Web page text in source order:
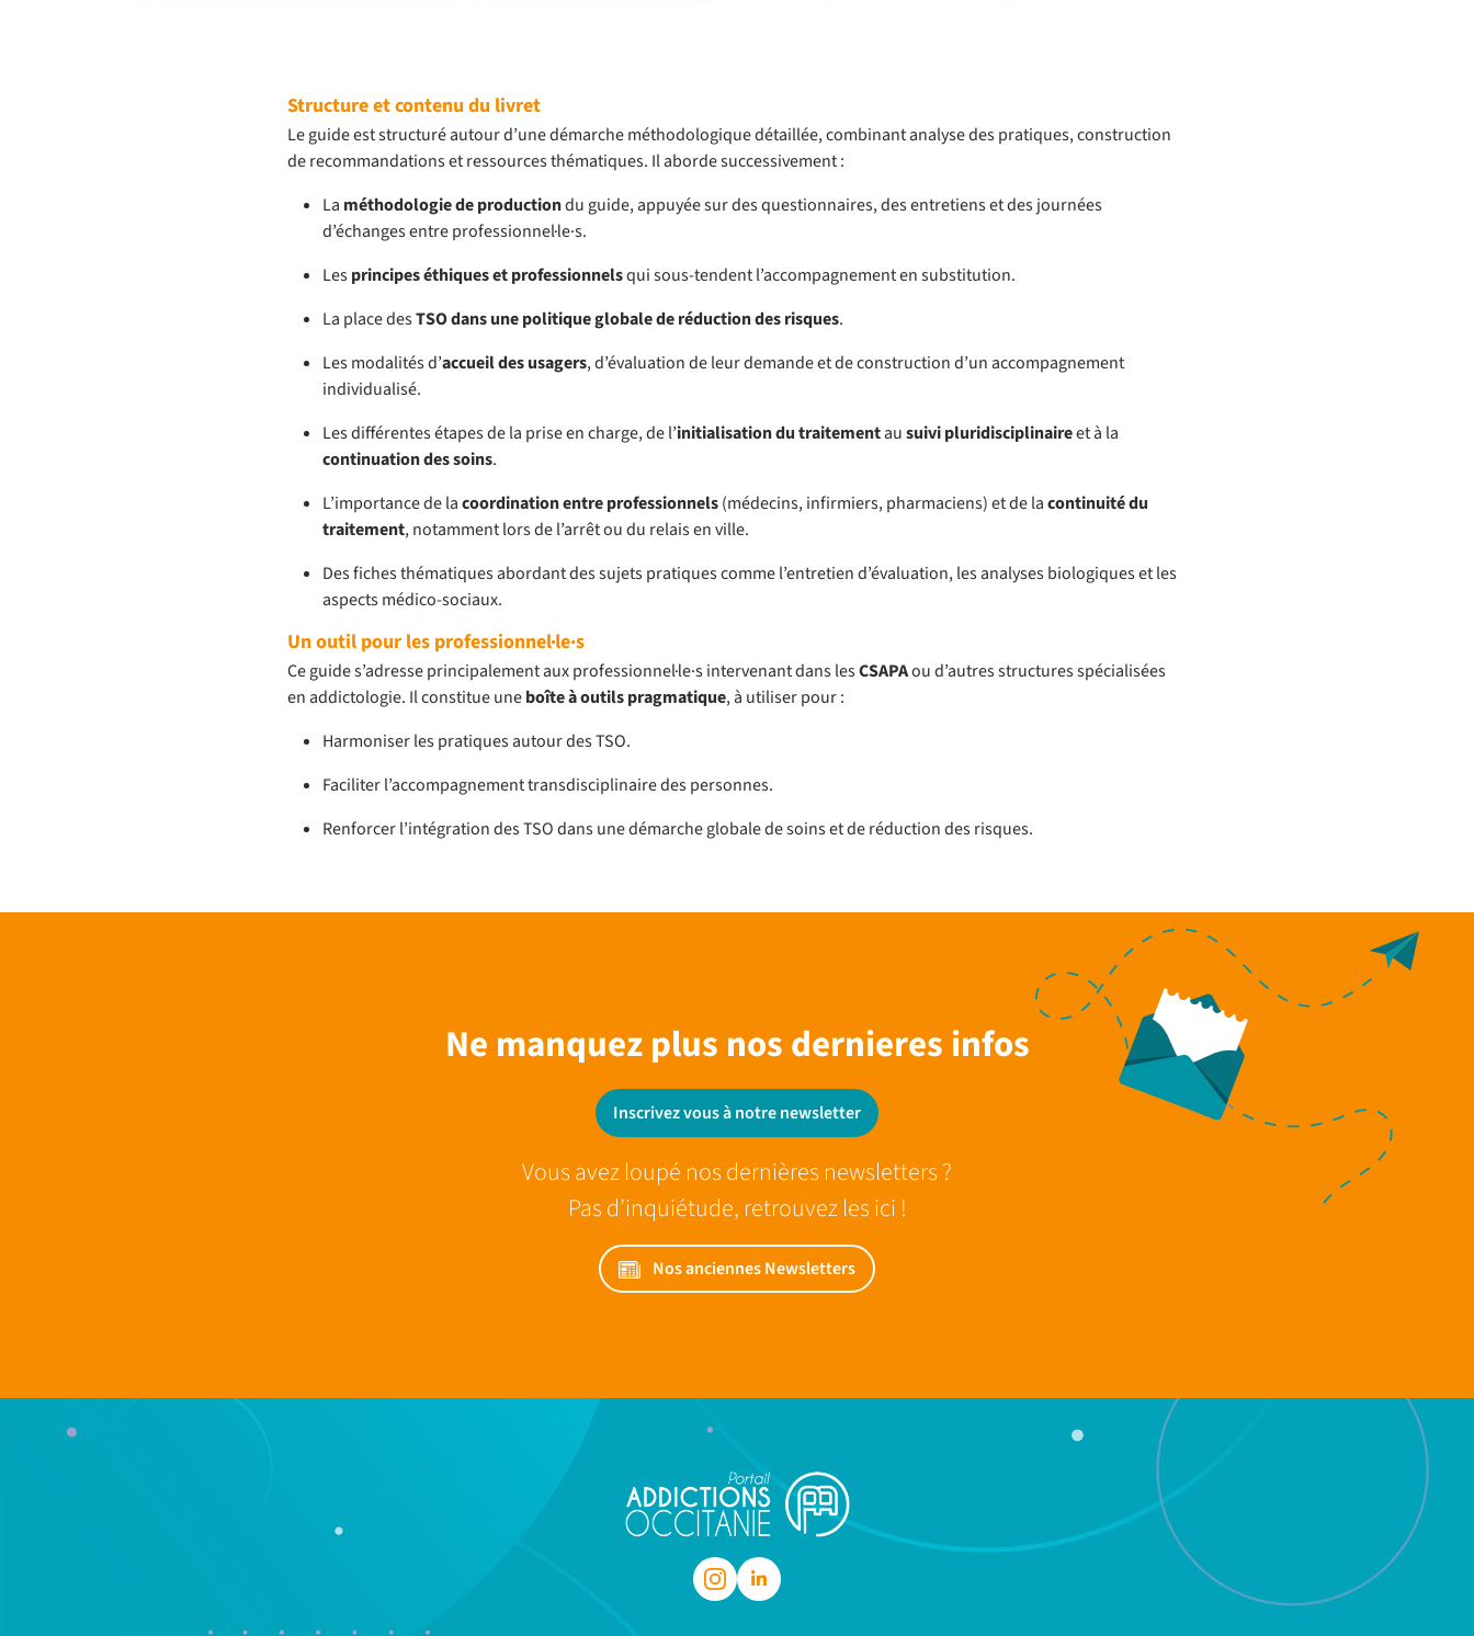
Structure et contenu du livret
Le guide est structuré autour d’une démarche méthodologique détaillée, combinant analyse des pratiques, construction
de recommandations et ressources thématiques. Il aborde successivement :
La méthodologie de productiondu guide, appuyée sur des questionnaires, des entretiens et des journées
d’échanges entre professionnel·le·s.
Lesprincipes éthiques et professionnelsqui sous-tendent l’accompagnement en substitution.
La place desTSO dans une politique globale de réduction des risques.
Les modalités d’accueil des usagers, d’évaluation de leur demande et de construction d’un accompagnement
individualisé.
Les différentes étapes de la prise en charge, de l’initialisation du traitementausuivi pluridisciplinaireet à la
continuation des soins.
L’importance de lacoordination entre professionnels(médecins, infirmiers, pharmaciens) et de lacontinuité du
traitement, notamment lors de l’arrêt ou du relais en ville.
Des fiches thématiques abordant des sujets pratiques comme l’entretien d’évaluation, les analyses biologiques et les
aspects médico-sociaux.
Un outil pour les professionnel·le·s
Ce guide s’adresse principalement aux professionnel·le·s intervenant dans lesCSAPAou d’autres structures spécialisées
en addictologie. Il constitue uneboîte à outils pragmatique, à utiliser pour :
Harmoniser les pratiques autour des TSO.
Faciliter l’accompagnement transdisciplinaire des personnes.
Renforcer l’intégration des TSO dans une démarche globale de soins et de réduction des risques.
Ne manquez plus nos dernieres infos
Inscrivez vous à notre newsletter
Vous avez loupé nos dernières newsletters ?
Pas d’inquiétude, retrouvez les ici !
Nos anciennes Newsletters